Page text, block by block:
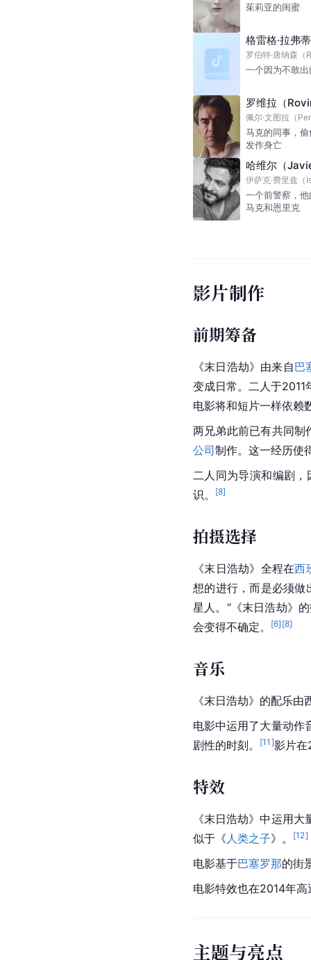
茱莉亚的闺蜜
格雷格·拉弗
罗伯特·唐纳森
一个因为不敢
罗维拉（
佩尔·文图拉（
马克的同事，
发作身亡
哈维尔（
伊萨克·费里兹（
一个前警察，
马克和恩里克
影片制作
前期筹备
《末日浩劫》由来自巴
变成日常。二人于
电影将和短片一样依赖
两兄弟此前已有共同
公司制作。这一经历使
二人同为导演和编剧
识。
[8]
拍摄选择
《末日浩劫》全程在西
想的进行，而是必须
星人 。“《末日浩劫》
会变得不确定。
[6] [8]
音乐
《末日浩劫》的配乐由
电影中运用了大量动作
剧性的时刻。
[11 ]影片在
特效
《末日浩劫》中运用大
似于《人类之子》。 [12]
电影基于巴塞罗那的街
电影特效也在2014年
主题与亮点